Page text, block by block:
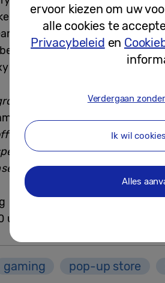
en unieke ervaringen
Gullit Community Cup.Een
acht spelers plaatsten
Gaming Experience.
offline activatie die
Gullit. “Als FIFA-academie
hub, waar mensen uit
Daarnaast vormt deze
die nog niet bekend zijn
Experience is live van 4 t/m
en te vinden naast perron
gaming pop-up store
ervoor kiezen om uw
alle cookies te
Privacybeleid en
Verdergaan
Ik wil
Alles